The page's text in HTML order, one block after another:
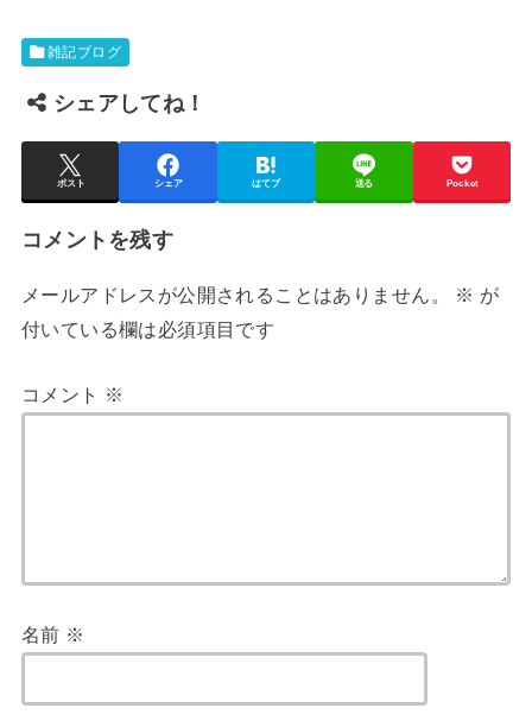
雑記ブログ
シェアしてね！
ポスト シェア はてブ 送る Pocket
コメントを残す
メールアドレスが公開されることはありません。 ※ が
付いている欄は必須項目です
コメント ※
名前 ※